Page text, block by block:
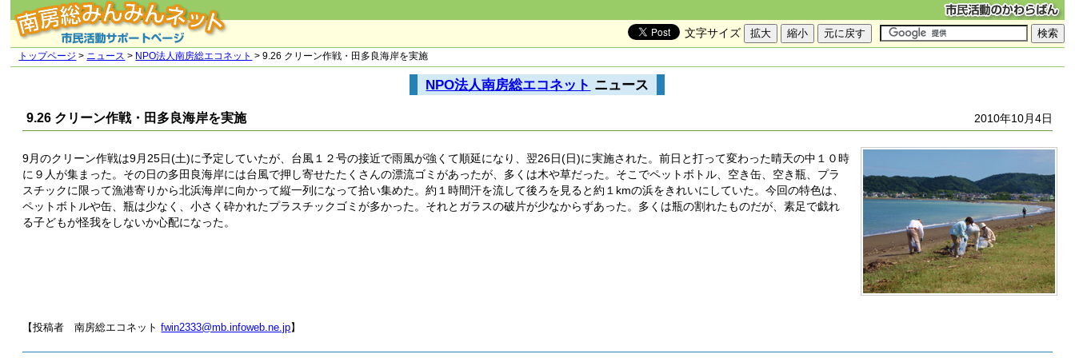
文字サイズ
トップページ > ニュース > NPO法人南房総エコネット > 9.26 クリーン作戦・田多良海岸を実施
NPO法人南房総エコネット ニュース
2010年10月4日
9.26 クリーン作戦・田多良海岸を実施
9月のクリーン作戦は9月25日(土)に予定していたが、台風１２号の接近で雨風が強くて順延になり、翌26日(日)に実施された。前日と打って変わった晴天の中１０時
に９人が集まった。その日の多田良海岸には台風で押し寄せたたくさんの漂流ゴミがあったが、多くは木や草だった。そこでペットボトル、空き缶、空き瓶、プラ
スチックに限って漁港寄りから北浜海岸に向かって縦一列になって拾い集めた。約１時間汗を流して後ろを見ると約１kmの浜をきれいにしていた。今回の特色は、
ペットボトルや缶、瓶は少なく、小さく砕かれたプラスチックゴミが多かった。それとガラスの破片が少なからずあった。多くは瓶の割れたものだが、素足で戯れ
る子どもが怪我をしないか心配になった。
【投稿者 南房総エコネットfwin2333@mb.infoweb.ne.jp】